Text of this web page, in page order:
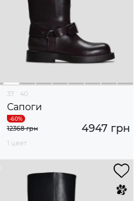
37 40
Сапоги
4947 грн
12368 грн
1 цвет